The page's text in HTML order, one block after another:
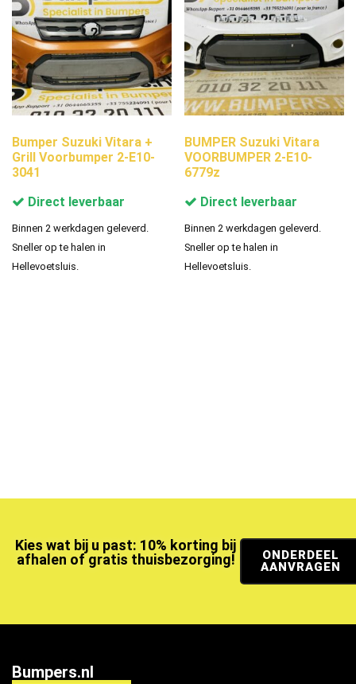
Bumper Suzuki Vitara +
Grill Voorbumper 2-E10-
3041
Direct leverbaar
Binnen 2 werkdagen geleverd.
Sneller op te halen in
Hellevoetsluis.
BUMPER Suzuki Vitara
VOORBUMPER 2-E10-
6779z
Direct leverbaar
Binnen 2 werkdagen geleverd.
Sneller op te halen in
Hellevoetsluis.
Kies wat bij u past: 10% korting bij
afhalen of gratis thuisbezorging!
ONDERDEEL
AANVRAGEN
Bumpers.nl